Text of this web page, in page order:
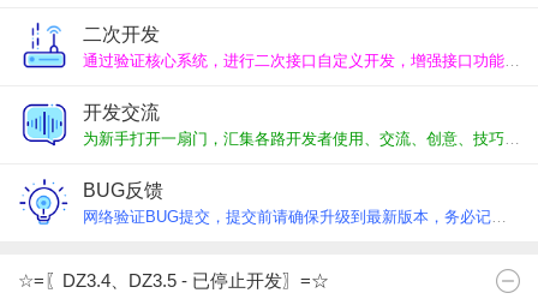
二次开发
通过验证核心系统，进行二次接口自定义开发，增强接口功能，代码独立维护升级便捷。
开发交流
为新手打开一扇门，汇集各路开发者使用、交流、创意、技巧、求助，一起交流进步。
BUG反馈
网络验证BUG提交，提交前请确保升级到最新版本，务必记得反复尝试，清晰反映BUG。
☆=〖DZ3.4、DZ3.5 - 已停止开发〗=☆